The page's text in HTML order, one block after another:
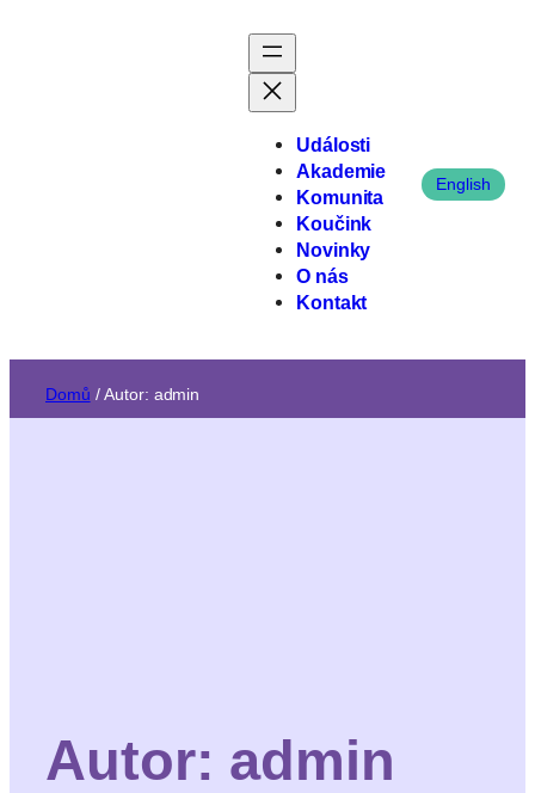
Události
Akademie
Komunita
Koučink
Novinky
O nás
Kontakt
English
Domů / Autor: admin
Autor: admin